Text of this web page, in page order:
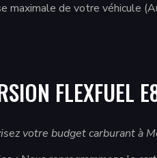
maximale de votre véhicule
FLEXFUEL
votre budget carburant à